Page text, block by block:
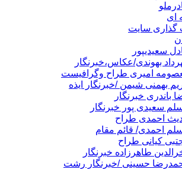
ای
گذاری سایت
سعیدیپور
بهوندی/عکاس،خبرنگار
امیری طراح وگرافیست
بهمنی شیمن /خبرنگار ایذه
باندری خبرنگار
سعیدی پور خبرنگار
احمدی طراح
احمدی/ قائم مقام
کیانی طراح
طاهرزاده خبرنگار
حسینی /خبرنگار رشت